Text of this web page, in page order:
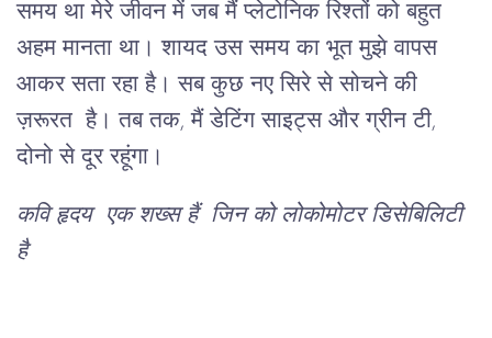
समय था मेरे जीवन में जब मैं प्लेटोनिक रिश्तों को बहुत
अहम मानता था। शायद उस समय का भूत मुझे वापस
आकर सता रहा है। सब कुछ नए सिरे से सोचने की
ज़रूरत है। तब तक, मैं डेटिंग साइट्स और ग्रीन टी,
दोनो से दूर रहूंगा।
कवि हृदय एक शख्स हैं जिन को लोकोमोटर डिसेबिलिटी
है